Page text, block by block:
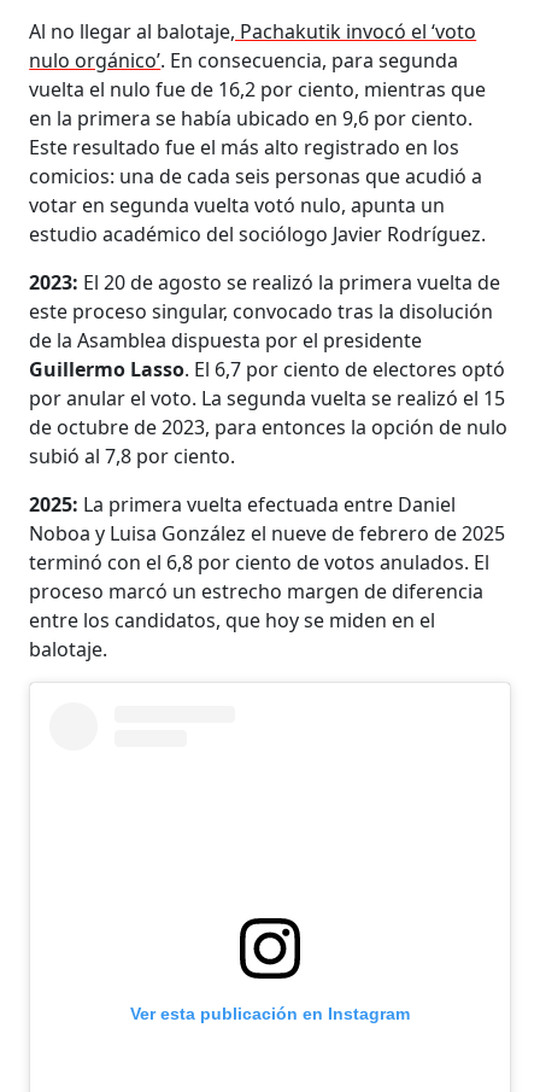
Al no llegar al balotaje, Pachakutik invocó el ‘voto
nulo orgánico’. En consecuencia, para segunda
vuelta el nulo fue de 16,2 por ciento, mientras que
en la primera se había ubicado en 9,6 por ciento.
Este resultado fue el más alto registrado en los
comicios: una de cada seis personas que acudió a
votar en segunda vuelta votó nulo, apunta un
estudio académico del sociólogo Javier Rodríguez.
2023: El 20 de agosto se realizó la primera vuelta de
este proceso singular, convocado tras la disolución
de la Asamblea dispuesta por el presidente
Guillermo Lasso. El 6,7 por ciento de electores optó
por anular el voto. La segunda vuelta se realizó el 15
de octubre de 2023, para entonces la opción de nulo
subió al 7,8 por ciento.
2025: La primera vuelta efectuada entre Daniel
Noboa y Luisa González el nueve de febrero de 2025
terminó con el 6,8 por ciento de votos anulados. El
proceso marcó un estrecho margen de diferencia
entre los candidatos, que hoy se miden en el
balotaje.
Ver esta publicación en Instagram